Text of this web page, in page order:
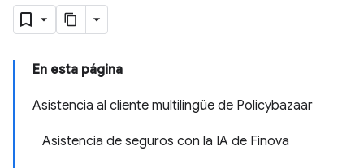
En esta página
Asistencia al cliente multilingüe de Policybazaar
Asistencia de seguros con la IA de Finova